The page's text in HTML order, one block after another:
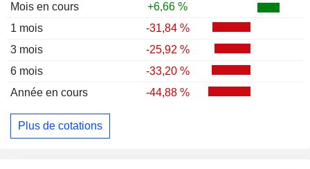
Mois en cours
+6,66 %
1 mois
-31,84 %
3 mois
-25,92 %
6 mois
-33,20 %
Année en cours
-44,88 %
Plus de cotations